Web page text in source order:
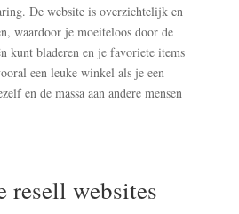
De website is overzichtelijk en
waardoor je moeiteloos door de
kunt bladeren en je favoriete items
een leuke winkel als je een
en de massa aan andere mensen
resell websites